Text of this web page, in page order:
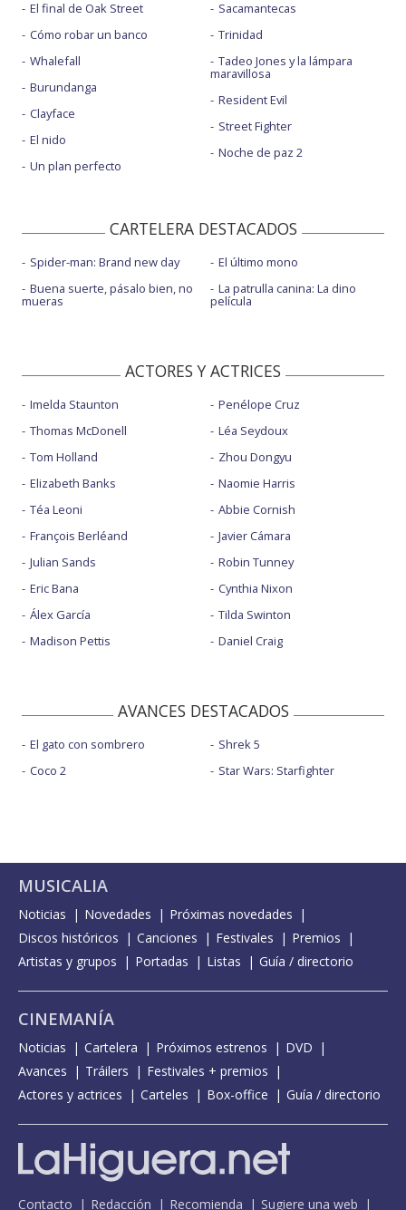
El final de Oak Street
Cómo robar un banco
Whalefall
Burundanga
Clayface
El nido
Un plan perfecto
Sacamantecas
Trinidad
Tadeo Jones y la lámpara
maravillosa
Resident Evil
Street Fighter
Noche de paz 2
CARTELERA DESTACADOS
Spider-man: Brand new day
Buena suerte, pásalo bien, no
mueras
El último mono
La patrulla canina: La dino
película
ACTORES Y ACTRICES
Imelda Staunton
Thomas McDonell
Tom Holland
Elizabeth Banks
Téa Leoni
François Berléand
Julian Sands
Eric Bana
Álex García
Madison Pettis
Penélope Cruz
Léa Seydoux
Zhou Dongyu
Naomie Harris
Abbie Cornish
Javier Cámara
Robin Tunney
Cynthia Nixon
Tilda Swinton
Daniel Craig
AVANCES DESTACADOS
El gato con sombrero
Coco 2
Shrek 5
Star Wars: Starfighter
MUSICALIA
Noticias Novedades
Próximas novedades
Discos históricos
Canciones Festivales
Premios
Artistas y grupos
Portadas Listas Guía / directorio
CINEMANÍA
Noticias Cartelera Próximos estrenos
DVD
Avances
Tráilers
Festivales + premios
Actores y actrices
Carteles Box-office Guía / directorio
Contacto Redacción Recomienda Sugiere una web